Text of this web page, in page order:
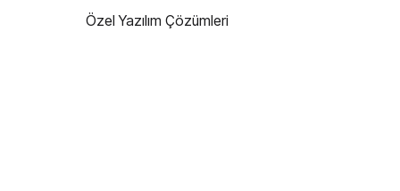
Özel Yazılım Çözümleri